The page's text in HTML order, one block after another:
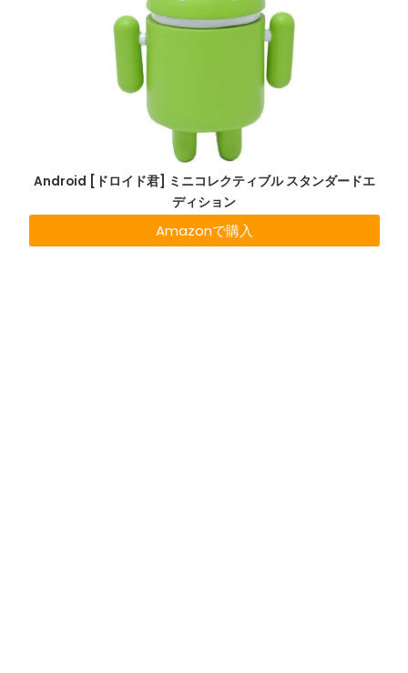
Android [ドロイド君] ミニコレクティブル スタンダードエ
ディション
Amazonで購入